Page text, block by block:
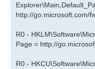
http://go.microsoft.com/
R0 -
Page = http://
R0 -